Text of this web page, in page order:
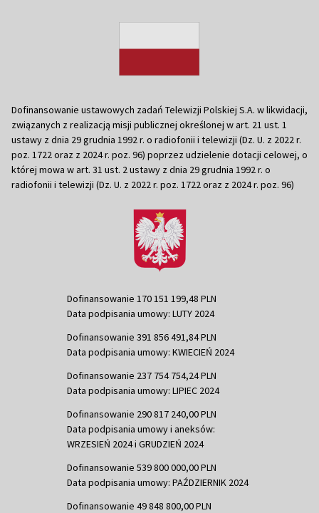
Dofinansowanie ustawowych zadań Telewizji Polskiej S.A. w likwidacji,
związanych z realizacją misji publicznej określonej w art. 21 ust. 1
ustawy z dnia 29 grudnia 1992 r. o radiofonii i telewizji (Dz. U. z 2022 r.
poz. 1722 oraz z 2024 r. poz. 96) poprzez udzielenie dotacji celowej, o
której mowa w art. 31 ust. 2 ustawy z dnia 29 grudnia 1992 r. o
radiofonii i telewizji (Dz. U. z 2022 r. poz. 1722 oraz z 2024 r. poz. 96)
Dofinansowanie 170 151 199,48 PLN
Data podpisania umowy: LUTY 2024
Dofinansowanie 391 856 491,84 PLN
Data podpisania umowy: KWIECIEŃ 2024
Dofinansowanie 237 754 754,24 PLN
Data podpisania umowy: LIPIEC 2024
Dofinansowanie 290 817 240,00 PLN
Data podpisania umowy i aneksów:
WRZESIEŃ 2024 i GRUDZIEŃ 2024
Dofinansowanie 539 800 000,00 PLN
Data podpisania umowy: PAŹDZIERNIK 2024
Dofinansowanie 49 848 800,00 PLN